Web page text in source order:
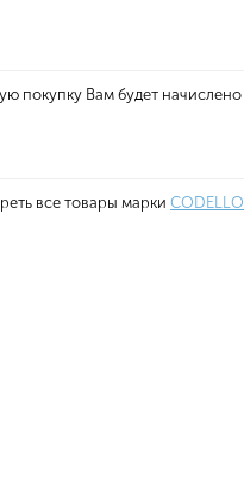
покупку Вам будет начислено
все товары марки CODELLO